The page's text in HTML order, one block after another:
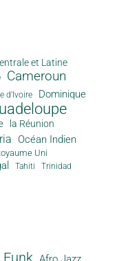
et Latine
Cameroun
d'Ivoire
Dominique
la Réunion
Océan Indien
Uni
Tahiti Trinidad